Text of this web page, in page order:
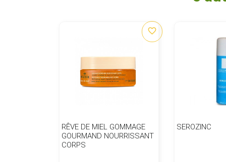
RÊVE DE MIEL GOMMAGE
GOURMAND NOURRISSANT
CORPS
favorite_border
SEROZINC